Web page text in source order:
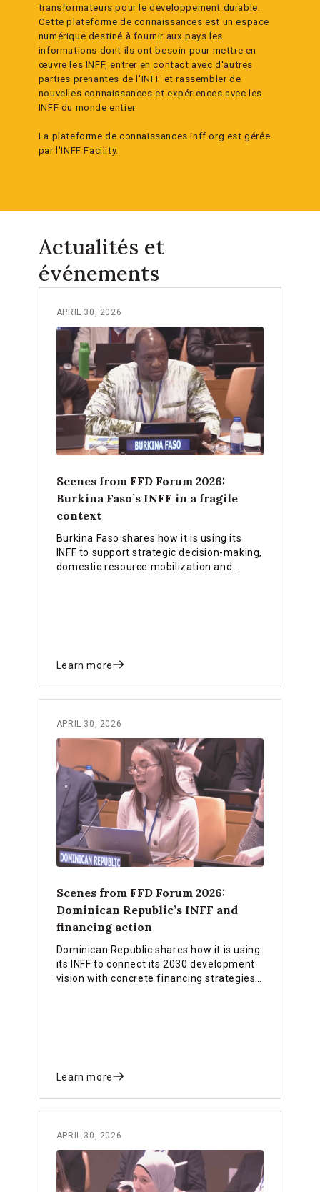
transformateurs pour le développement durable.
Cette plateforme de connaissances est un espace
numérique destiné à fournir aux pays les
informations dont ils ont besoin pour mettre en
œuvre les INFF, entrer en contact avec d'autres
parties prenantes de l'INFF et rassembler de
nouvelles connaissances et expériences avec les
INFF du monde entier.
La plateforme de connaissances inff.org est gérée
par l'INFF Facility.
Actualités et
événements
APRIL 30, 2026
Scenes from FFD Forum 2026:
Burkina Faso’s INFF in a fragile
context
Burkina Faso shares how it is using its
INFF to support strategic decision-making,
domestic resource mobilization and
Learn more
APRIL 30, 2026
Scenes from FFD Forum 2026:
Dominican Republic’s INFF and
financing action
Dominican Republic shares how it is using
its INFF to connect its 2030 development
vision with concrete financing strategies,
Learn more
APRIL 30, 2026